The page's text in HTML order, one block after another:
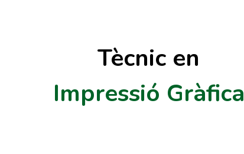
Tècnic en
Impressió Gràfica